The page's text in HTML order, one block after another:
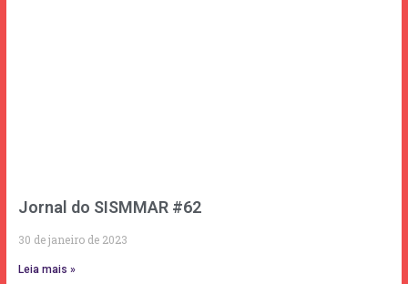
Jornal do SISMMAR #62
30 de janeiro de 2023
Leia mais »